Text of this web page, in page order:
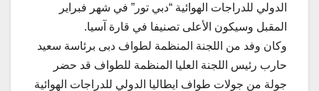
الدولي للدراجات الهوائية “دبي تور” في شهر فبراير
المقبل وسيكون الأعلى تصنيفا في قارة آسيا.
وكان وفد من اللجنة المنظمة لطواف دبى برئاسة سعيد
حارب رئيس اللجنة العليا المنظمة للطواف قد حضر
جولة من جولات طواف ايطاليا الدولي للدراجات الهوائية